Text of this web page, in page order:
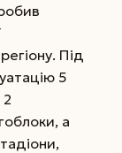
Під
5
а